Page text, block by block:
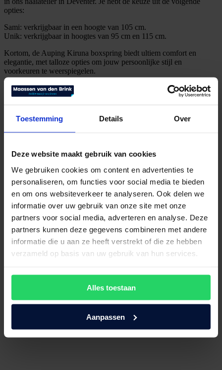
Toestemming Details Over
Deze website maakt gebruik van cookies
We gebruiken cookies om content en advertenties te
personaliseren, om functies voor social media te bieden
en om ons websiteverkeer te analyseren. Ook delen we
informatie over uw gebruik van onze site met onze
partners voor social media, adverteren en analyse. Deze
partners kunnen deze gegevens combineren met andere
informatie die u aan ze heeft verstrekt of die ze hebben
verzameld op basis van uw gebruik van hun services.
Alles toestaan
Aanpassen
opties:
Sami: verkrijgbaar in een hoogte van 105 cm.
Unik: verkrijgbaar in hoogtes van 95 cm en 115 cm.
Kortom, de Auping Kiruna boxspring biedt ultiem comfort en
elegantie, met talloze opties om jouw persoonlijke stijl en
voorkeuren te weerspiegelen.
Gerelateerde producten
Avek boxspring 1927 Original
2.895,00 Bekijk product